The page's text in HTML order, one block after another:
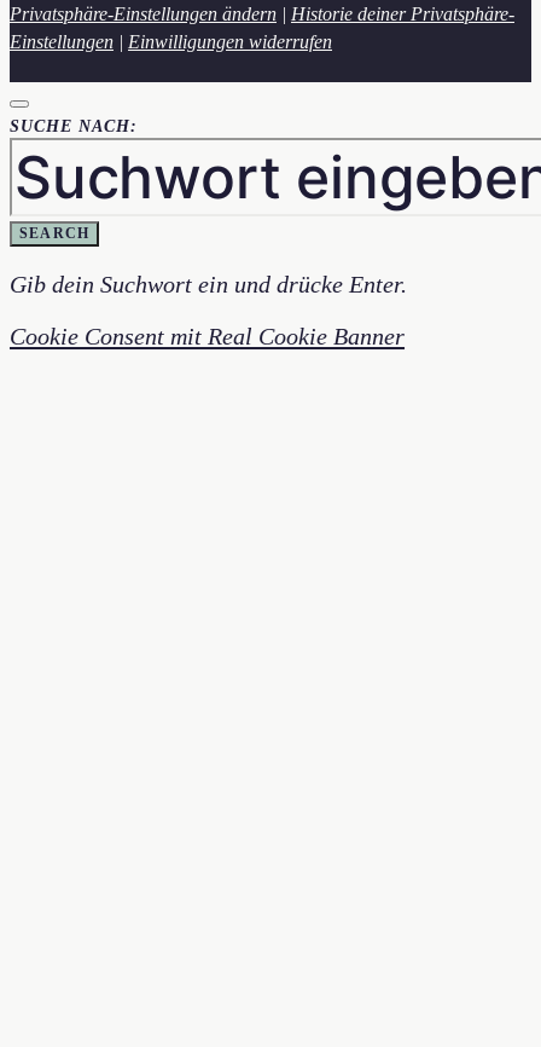
Privatsphäre-Einstellungen ändern | Historie deiner Privatsphäre-
Einstellungen | Einwilligungen widerrufen
SUCHE NACH:
SEARCH
Gib dein Suchwort ein und drücke Enter.
Cookie Consent mit Real Cookie Banner